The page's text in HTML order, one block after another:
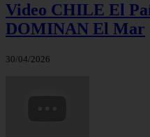
Video CHILE El
DOMINAN El Mar
30/04/2026